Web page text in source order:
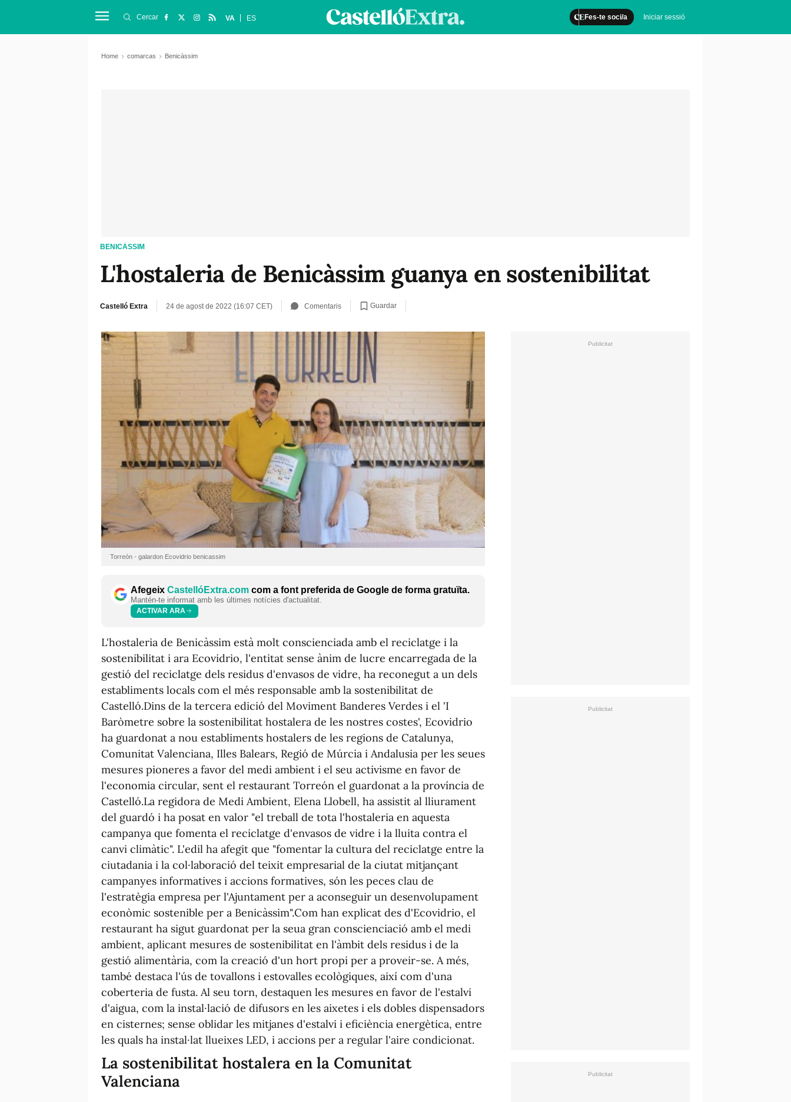
Fes-te soci/a Iniciar sessió
Cercar VA ES
Home comarcas Benicàssim
BENICÀSSIM
L'hostaleria de Benicàssim guanya en sostenibilitat
Castelló Extra 24 de agost de 2022 (16:07 CET) Comentaris Guardar
Torreón - galardon Ecovidrio benicassim
Afegeix CastellóExtra.com com a font preferida de Google de forma gratuïta.
Mantén-te informat amb les últimes notícies d'actualitat.
ACTIVAR ARA
L'hostaleria de Benicàssim està molt conscienciada amb el reciclatge i la
sostenibilitat i ara Ecovidrio, l'entitat sense ànim de lucre encarregada de la
gestió del reciclatge dels residus d'envasos de vidre, ha reconegut a un dels
establiments locals com el més responsable amb la sostenibilitat de
Castelló.Dins de la tercera edició del Moviment Banderes Verdes i el 'I
Baròmetre sobre la sostenibilitat hostalera de les nostres costes', Ecovidrio
ha guardonat a nou establiments hostalers de les regions de Catalunya,
Comunitat Valenciana, Illes Balears, Regió de Múrcia i Andalusia per les seues
mesures pioneres a favor del medi ambient i el seu activisme en favor de
l'economia circular, sent el restaurant Torreón el guardonat a la província de
Castelló.La regidora de Medi Ambient, Elena Llobell, ha assistit al lliurament
del guardó i ha posat en valor "el treball de tota l'hostaleria en aquesta
campanya que fomenta el reciclatge d'envasos de vidre i la lluita contra el
canvi climàtic". L'edil ha afegit que "fomentar la cultura del reciclatge entre la
ciutadania i la col·laboració del teixit empresarial de la ciutat mitjançant
campanyes informatives i accions formatives, són les peces clau de
l'estratègia empresa per l'Ajuntament per a aconseguir un desenvolupament
econòmic sostenible per a Benicàssim".Com han explicat des d'Ecovidrio, el
restaurant ha sigut guardonat per la seua gran conscienciació amb el medi
ambient, aplicant mesures de sostenibilitat en l'àmbit dels residus i de la
gestió alimentària, com la creació d'un hort propi per a proveir-se. A més,
també destaca l'ús de tovallons i estovalles ecològiques, així com d'una
coberteria de fusta. Al seu torn, destaquen les mesures en favor de l'estalvi
d'aigua, com la instal·lació de difusors en les aixetes i els dobles dispensadors
en cisternes; sense oblidar les mitjanes d'estalvi i eficiència energètica, entre
les quals ha instal·lat llueixes LED, i accions per a regular l'aire condicionat.
La sostenibilitat hostalera en la Comunitat
Valenciana